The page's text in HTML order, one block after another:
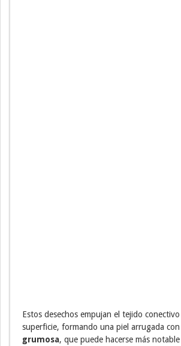
Estos desechos empujan el tejido
superficie, formando una piel arrugada con
grumosa, que puede hacerse más